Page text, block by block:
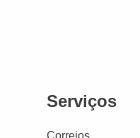
Serviços